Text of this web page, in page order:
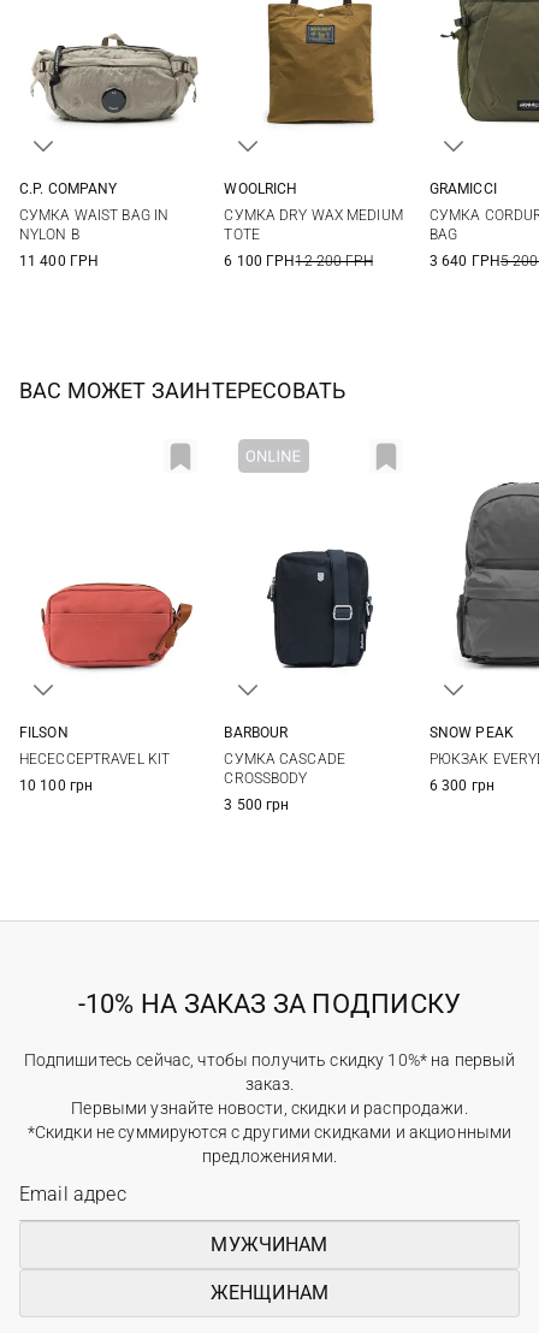
C.P. COMPANY
СУМКА WAIST BAG IN
NYLON B
11 400 ГРН
WOOLRICH
СУМКА DRY WAX MEDIUM
TOTE
6 100 ГРН12 200 ГРН
GRAMICCI
СУМКА
BAG
3 640 ГРН5
ВАС МОЖЕТ ЗАИНТЕРЕСОВАТЬ
FILSON
НЕСЕССЕРTRAVEL KIT
10 100 грн
BARBOUR
СУМКА CASCADE
CROSSBODY
3 500 грн
SNOW PEAK
РЮКЗАК
6 300 грн
-10% НА ЗАКАЗ ЗА ПОДПИСКУ
Подпишитесь сейчас, чтобы получить скидку 10%* на первый
заказ.
Первыми узнайте новости, скидки и распродажи.
*Скидки не суммируются с другими скидками и акционными
предложениями.
МУЖЧИНАМ
ЖЕНЩИНАМ